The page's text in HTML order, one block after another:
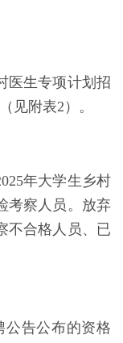
医生专项计划招
见附表2）。
年大学生乡村
考察人员。放弃
不合格人员、已
公告公布的资格